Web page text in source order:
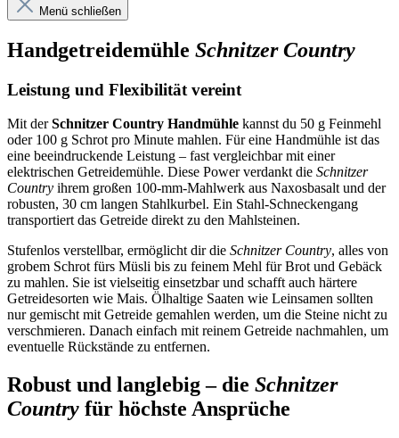
Menü schließen
Handgetreidemühle Schnitzer Country
Leistung und Flexibilität vereint
Mit derSchnitzer Country Handmühle kannst du 50 g Feinmehl
oder 100 g Schrot pro Minute mahlen. Für eine Handmühle ist das
eine beeindruckende Leistung – fast vergleichbar mit einer
elektrischen Getreidemühle. Diese Power verdankt die Schnitzer
Country ihrem großen 100-mm-Mahlwerk aus Naxosbasalt und der
robusten, 30 cm langen Stahlkurbel. Ein Stahl-Schneckengang
transportiert das Getreide direkt zu den Mahlsteinen.
Stufenlos verstellbar, ermöglicht dir die Schnitzer Country, alles von
grobem Schrot fürs Müsli bis zu feinem Mehl für Brot und Gebäck
zu mahlen. Sie ist vielseitig einsetzbar und schafft auch härtere
Getreidesorten wie Mais. Ölhaltige Saaten wie Leinsamen sollten
nur gemischt mit Getreide gemahlen werden, um die Steine nicht zu
verschmieren. Danach einfach mit reinem Getreide nachmahlen, um
eventuelle Rückstände zu entfernen.
Robust und langlebig – die Schnitzer
Country für höchste Ansprüche